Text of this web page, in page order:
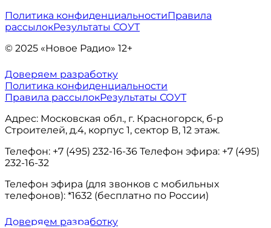
Политика конфиденциальностиПравила
рассылокРезультаты СОУТ
© 2025 «Новое Радио» 12+
Доверяем разработку
Политика конфиденциальности
Правила рассылокРезультаты СОУТ
Адрес: Московская обл., г. Красногорск, б-р
Строителей, д.4, корпус 1, сектор В, 12 этаж.
Телефон: +7 (495) 232-16-36 Телефон эфира: +7 (495)
232-16-32
Телефон эфира (для звонков с мобильных
телефонов): *1632 (бесплатно по России)
Доверяем разработку